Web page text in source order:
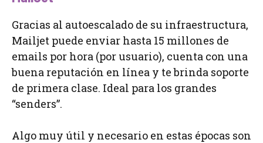
Gracias al autoescalado de su infraestructura,
Mailjet puede enviar hasta 15 millones de
emails por hora (por usuario), cuenta con una
buena reputación en línea y te brinda soporte
de primera clase. Ideal para los grandes
“senders”.
Algo muy útil y necesario en estas épocas son